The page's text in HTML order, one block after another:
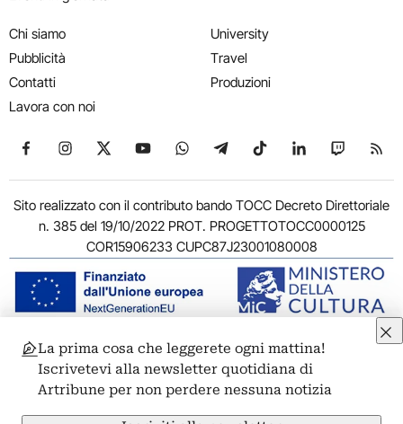
Chi siamo
Pubblicità
Contatti
Lavora con noi
University
Travel
Produzioni
Seguici su Facebook
Seguici su Instagram
Seguici su X
Seguici su YouTube
Seguici su WhatsApp
Seguici su Telegram
Seguici su TikTok
Seguici su
Seguici
Sito realizzato con il contributo bando TOCC Decreto Direttoriale
n. 385 del 19/10/2022 PROT. PROGETTOTOCC0000125
COR15906233 CUPC87J23001080008
© 2011-2026 ARTRIBUNE srl – Corso Vittorio Emanuele II, 287 –
00186 Roma - P.I. 11381581005
Privacy: Responsabile della protezione dei dati personali
ARTRIBUNE srl – Corso Vittorio Emanuele II, 287 – 00186 Roma
La prima cosa che leggerete ogni mattina!
Iscrivetevi alla newsletter quotidiana di
Artribune per non perdere nessuna notizia